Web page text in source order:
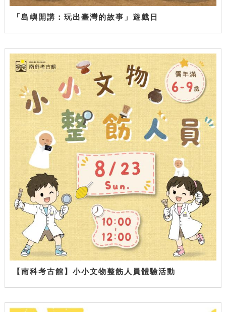
「島嶼開講：玩出臺灣的故事」遊戲日
【南科考古館】小小文物整飭人員體驗活動